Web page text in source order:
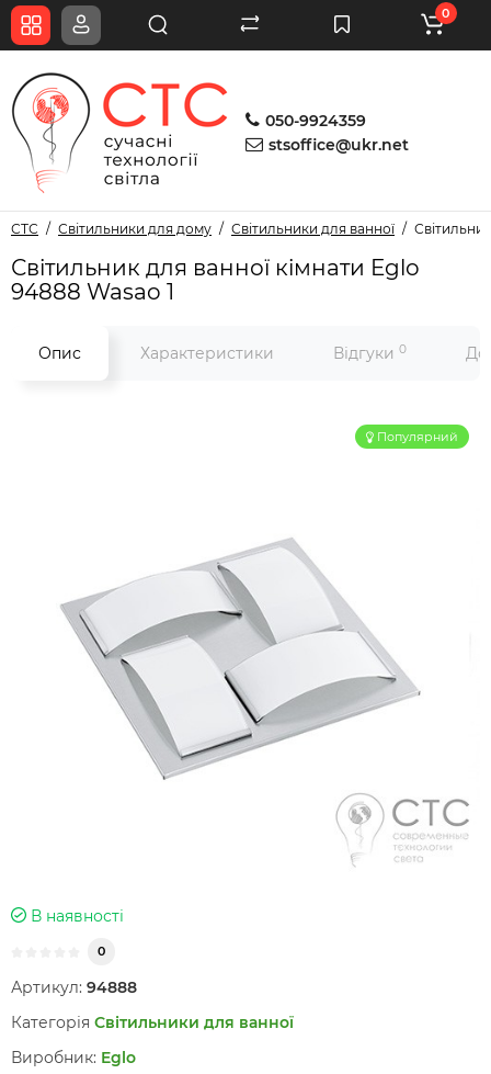
050-9924359
stsoffice@ukr.net
0
СТС Світильники для дому Світильники для ванної
Світильник для ванної кімнати Eglo
94888 Wasao 1
Опис Характеристики Відгуки 0
Популярний
В наявності
0
Артикул: 94888
Категорія Світильники для ванної
Виробник: Eglo